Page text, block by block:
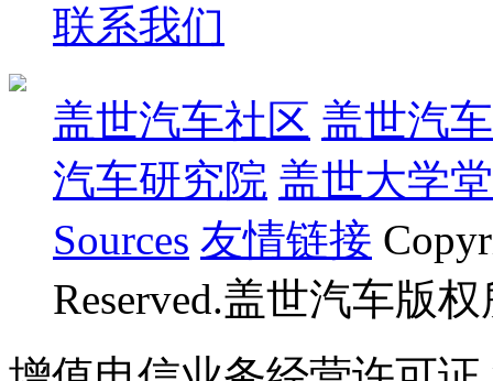
联系我们
盖世汽车社区 盖世汽
汽车研究院 盖世大学堂
Sources 友情链接
Reserved.盖世汽车版